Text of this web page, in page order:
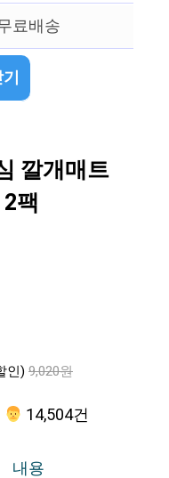
료배송
깔개매트
팩
인) 9,020원
‍‍ 14,504건
내용